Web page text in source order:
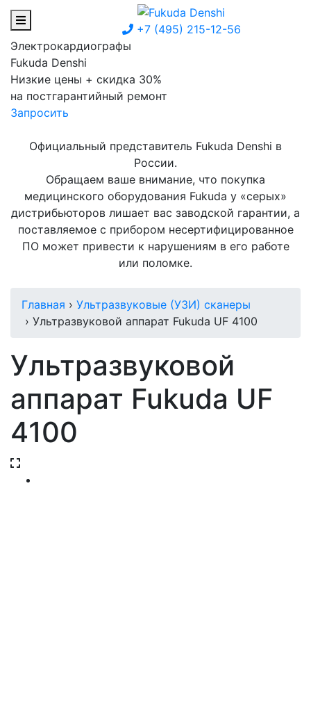
+7 (495) 215-12-56
Электрокардиографы
Fukuda Denshi
Низкие цены + скидка 30%
на постгарантийный ремонт
Запросить
Официальный представитель Fukuda Denshi в
России.
Обращаем ваше внимание, что покупка
медицинского оборудования Fukuda у «серых»
дистрибьюторов лишает вас заводской гарантии, а
поставляемое с прибором несертифицированное
ПО может привести к нарушениям в его работе
или поломке.
Главная › Ультразвуковые (УЗИ) сканеры
› Ультразвуковой аппарат Fukuda UF 4100
Ультразвуковой
аппарат Fukuda UF
4100